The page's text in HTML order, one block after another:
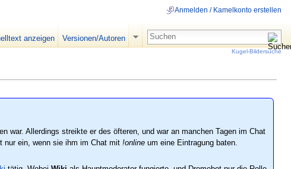
war. Allerdings streikte er des öfteren, und war an manchen Tagen im Chat
nur ein, wenn sie ihm im Chat mit !online um eine Eintragung baten.
Anmelden / Kamelkonto erstellen
anzeigen Versionen/Autoren
Kugel-Bildersuche